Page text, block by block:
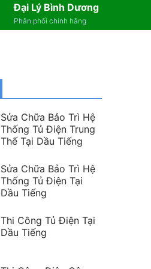
Đại Lý Bình Dương
Phân phối chính hãng
Sửa Chữa Bảo Trì Hệ
Thống Tủ Điện Trung
Thế Tại Dầu Tiếng
Sửa Chữa Bảo Trì Hệ
Thống Tủ Điện Tại
Dầu Tiếng
Thi Công Tủ Điện Tại
Dầu Tiếng